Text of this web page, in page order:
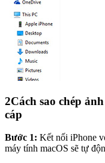
2Cách sao chép
cáp
Bước 1: Kết nối iPhone
máy tính macOS sẽ tự